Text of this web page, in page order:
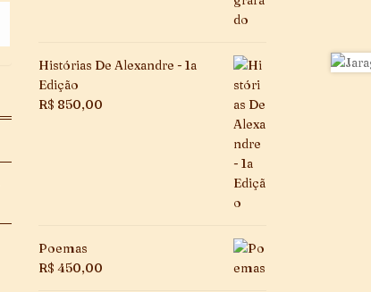
Histórias De Alexandre - 1a
Edição
R$ 850,00
Poemas
R$ 450,00